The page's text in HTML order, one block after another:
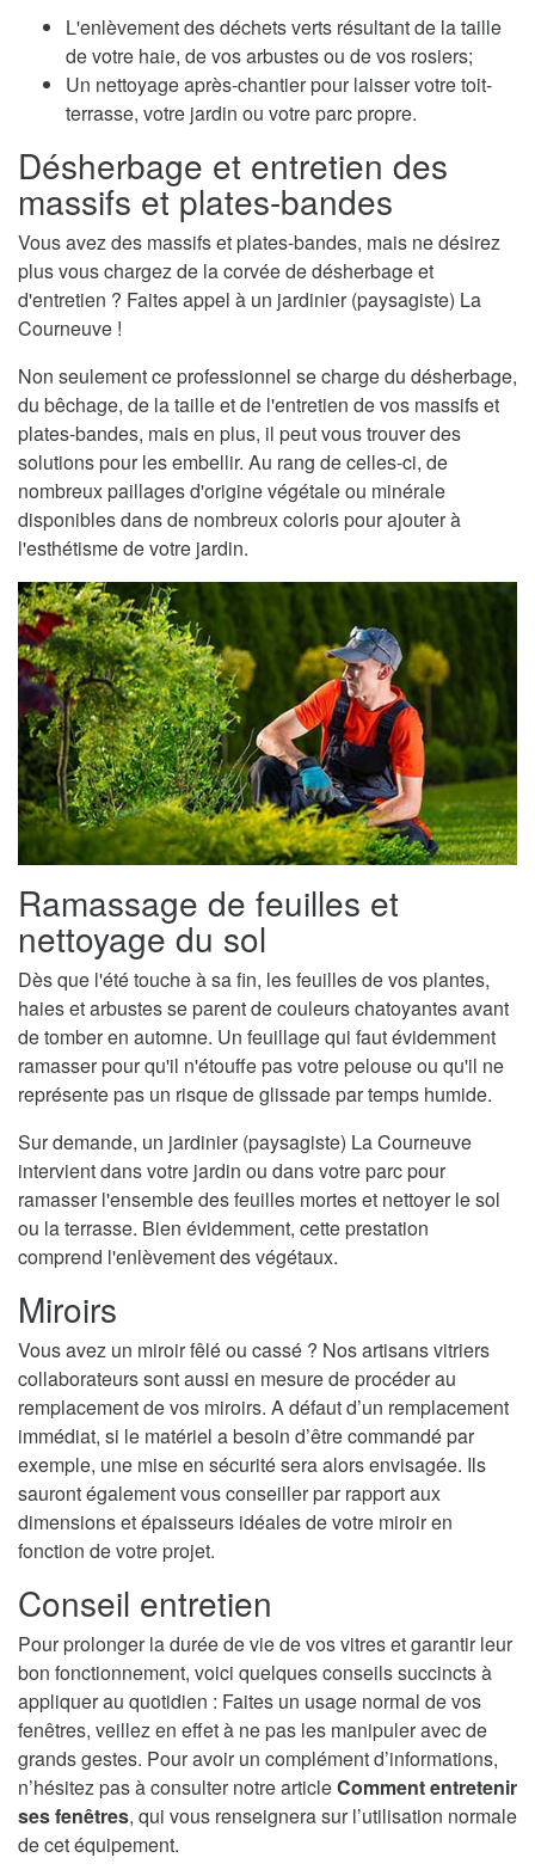
L'enlèvement des déchets verts résultant de la taille
de votre haie, de vos arbustes ou de vos rosiers;
Un nettoyage après-chantier pour laisser votre toit-
terrasse, votre jardin ou votre parc propre.
Désherbage et entretien des
massifs et plates-bandes
Vous avez des massifs et plates-bandes, mais ne désirez
plus vous chargez de la corvée de désherbage et
d'entretien ? Faites appel à un jardinier (paysagiste) La
Courneuve !
Non seulement ce professionnel se charge du désherbage,
du bêchage, de la taille et de l'entretien de vos massifs et
plates-bandes, mais en plus, il peut vous trouver des
solutions pour les embellir. Au rang de celles-ci, de
nombreux paillages d'origine végétale ou minérale
disponibles dans de nombreux coloris pour ajouter à
l'esthétisme de votre jardin.
Ramassage de feuilles et
nettoyage du sol
Dès que l'été touche à sa fin, les feuilles de vos plantes,
haies et arbustes se parent de couleurs chatoyantes avant
de tomber en automne. Un feuillage qui faut évidemment
ramasser pour qu'il n'étouffe pas votre pelouse ou qu'il ne
représente pas un risque de glissade par temps humide.
Sur demande, un jardinier (paysagiste) La Courneuve
intervient dans votre jardin ou dans votre parc pour
ramasser l'ensemble des feuilles mortes et nettoyer le sol
ou la terrasse. Bien évidemment, cette prestation
comprend l'enlèvement des végétaux.
Miroirs
Vous avez un miroir fêlé ou cassé ? Nos artisans vitriers
collaborateurs sont aussi en mesure de procéder au
remplacement de vos miroirs. A défaut d’un remplacement
immédiat, si le matériel a besoin d’être commandé par
exemple, une mise en sécurité sera alors envisagée. Ils
sauront également vous conseiller par rapport aux
dimensions et épaisseurs idéales de votre miroir en
fonction de votre projet.
Conseil entretien
Pour prolonger la durée de vie de vos vitres et garantir leur
bon fonctionnement, voici quelques conseils succincts à
appliquer au quotidien : Faites un usage normal de vos
fenêtres, veillez en effet à ne pas les manipuler avec de
grands gestes. Pour avoir un complément d’informations,
n’hésitez pas à consulter notre articleComment entretenir
ses fenêtres, qui vous renseignera sur l’utilisation normale
de cet équipement.